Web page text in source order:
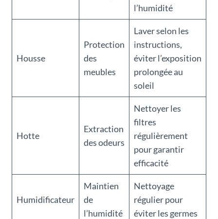
l’humidité
Housse
Protection
des
meubles
Laver selon les
instructions,
éviter l’exposition
prolongée au
soleil
Hotte
Extraction
des odeurs
Nettoyer les
filtres
régulièrement
pour garantir
efficacité
Humidificateur
Maintien
de
l’humidité
Nettoyage
régulier pour
éviter les germes